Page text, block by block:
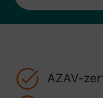
AZAV-